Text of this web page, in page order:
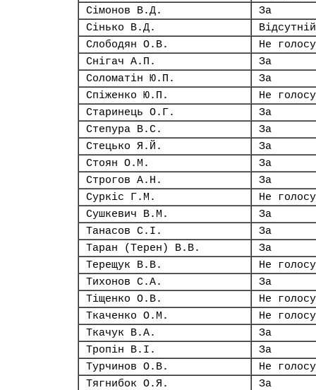
Сімонов В.Д.
За
Сінько В.Д.
Відсутній
Слободян О.В.
Не
Снігач А.П.
За
Соломатін Ю.П.
За
Спіженко Ю.П.
Не
Старинець О.Г.
За
Степура В.С.
За
Стецько Я.Й.
За
Стоян О.М.
За
Строгов А.Н.
За
Суркіс Г.М.
Не
Сушкевич В.М.
За
Танасов С.І.
За
Таран (Терен) В.В.
За
Терещук В.В.
Не
Тихонов С.А.
За
Тіщенко О.В.
Не
Ткаченко О.М.
Не
Ткачук В.А.
За
Тропін В.І.
За
Турчинов О.В.
Не
Тягнибок О.Я.
За